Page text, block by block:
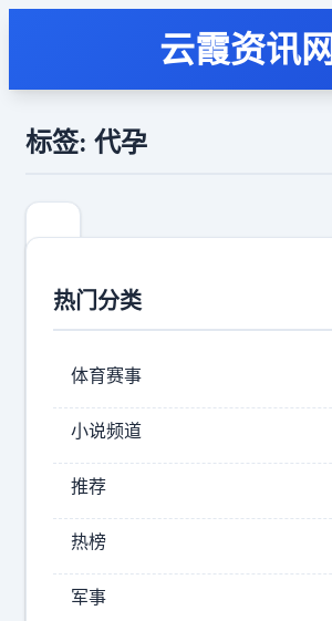
云霞资讯网
标签: 代孕
假
婚
做
热门分类
体育赛事
小说频道
推荐
热榜
军事